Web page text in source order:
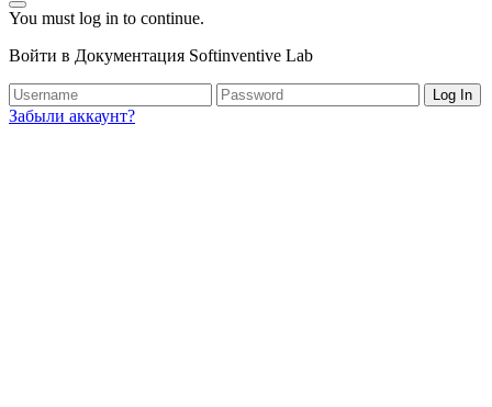
You must log in to continue.
Войти в Документация Softinventive Lab
Log In
Забыли аккаунт?